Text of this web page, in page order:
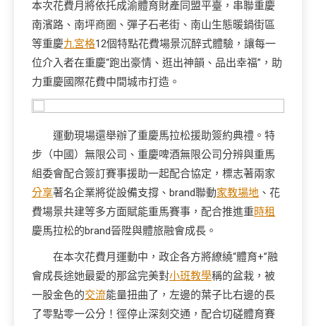
本次花費月將依托成渝體育財產同盟平臺，串聯重慶
南濱路、南坪商圈、彈子石老街、南山生態暖鍋街區
等重慶九宮格12個特點花費場景沉醉式體驗，讓每一
位介入者在重慶“跑出豪情、逛出神韻、品出幸福”，助
力重慶國際花費中間城市打造。
運動現場還舉辦了重慶馬拉松援助簽約典禮。特
步（中國）無限公司、重慶啤酒無限公司分辨與重馬
組委會配合簽訂賽事援助一起配合協定，標志著兩家
分享著名企業將從設備支撐、brand聯動家教場地 、花
費場景共建等多方面賦能重馬賽事，配合推進重時租
慶馬拉松的brand晉陞與體旅融會成長。
在本次花費月運動中，政企各方將繚繞“體育+”融
會成長途她最愛的那盆完美對小班教學稱的盆栽，被
一股金色的交流能量扭曲了，左邊的葉子比右邊的長
了零點零一公分！徑停止深刻交通，配合切磋體育賽